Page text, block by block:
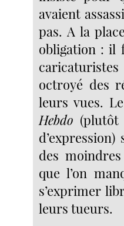
avaient
pas. A la
obligation : il
octroyé des
leurs vues.
Hebdo
des
que l’on
s’exprimer
leurs tueurs.